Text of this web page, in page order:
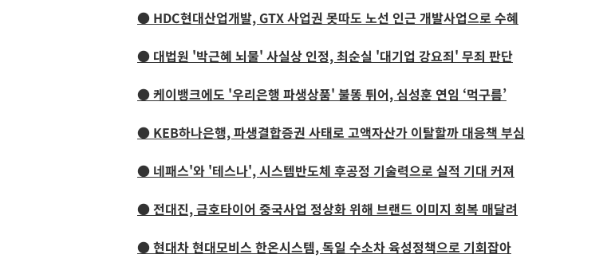
● HDC현대산업개발, GTX 사업권 못따도 노선 인근 개발사업으로 수혜
● 대법원 '박근혜 뇌물' 사실상 인정, 최순실 '대기업 강요죄' 무죄 판단
● 케이뱅크에도 '우리은행 파생상품' 불똥 튀어, 심성훈 연임 ‘먹구름’
● KEB하나은행, 파생결합증권 사태로 고액자산가 이탈할까 대응책 부심
● 네패스'와 '테스나', 시스템반도체 후공정 기술력으로 실적 기대 커져
● 전대진, 금호타이어 중국사업 정상화 위해 브랜드 이미지 회복 매달려
● 현대차 현대모비스 한온시스템, 독일 수소차 육성정책으로 기회잡아